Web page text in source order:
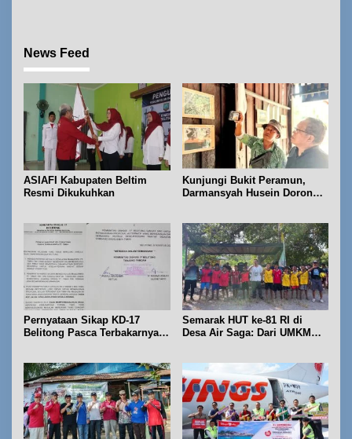
News Feed
ASIAFI Kabupaten Beltim
Resmi Dikukuhkan
Kunjungi Bukit Peramun,
Darmansyah Husein Dorong
Pernyataan Sikap KD-17
Belitong Pasca Terbakarnya
Semarak HUT ke-81 RI di
Desa Air Saga: Dari UMKM